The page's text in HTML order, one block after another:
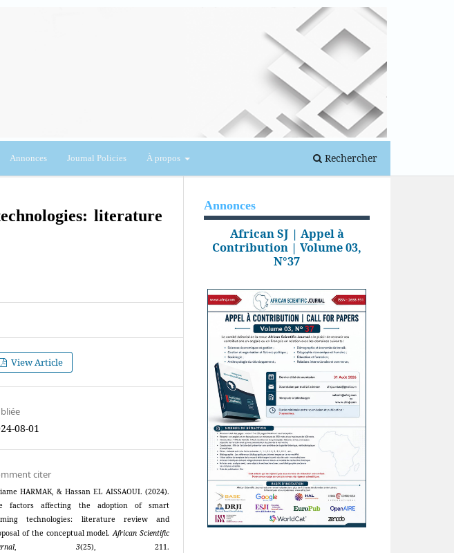
Annonces Journal Policies À propos Rechercher
Se connecter
literature
View Article
08-01
citer
HARMAK, & Hassan EL AISSAOUI. (2024).
factors affecting the adoption of smart
technologies: literature review and
of the conceptual model.African Scientific
, 3(25), 211.
Annonces
African SJ | Appel à
Contribution | Volume 03,
N°37